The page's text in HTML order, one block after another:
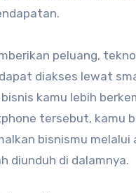
peluang,
diakses lewat
kamu lebih
tersebut, kamu
bisnismu melalui
diunduh di dalamnya.